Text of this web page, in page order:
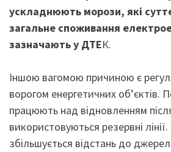
ускладнюють морози, які
загальне споживання
зазначають у ДТЕК.
Іншою вагомою причиною є
ворогом енергетичних об’єктів.
працюють над відновленням
використовуються резервні
збільшується відстань до